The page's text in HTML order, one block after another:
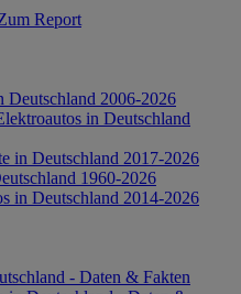
Report
Deutschland 2006-2026
in Deutschland
in Deutschland 2017-2026
1960-2026
in Deutschland 2014-2026
- Daten & Fakten